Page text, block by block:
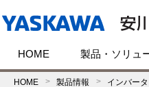
HOME 製品・ソリュ
HOME 製品情報 インバータ